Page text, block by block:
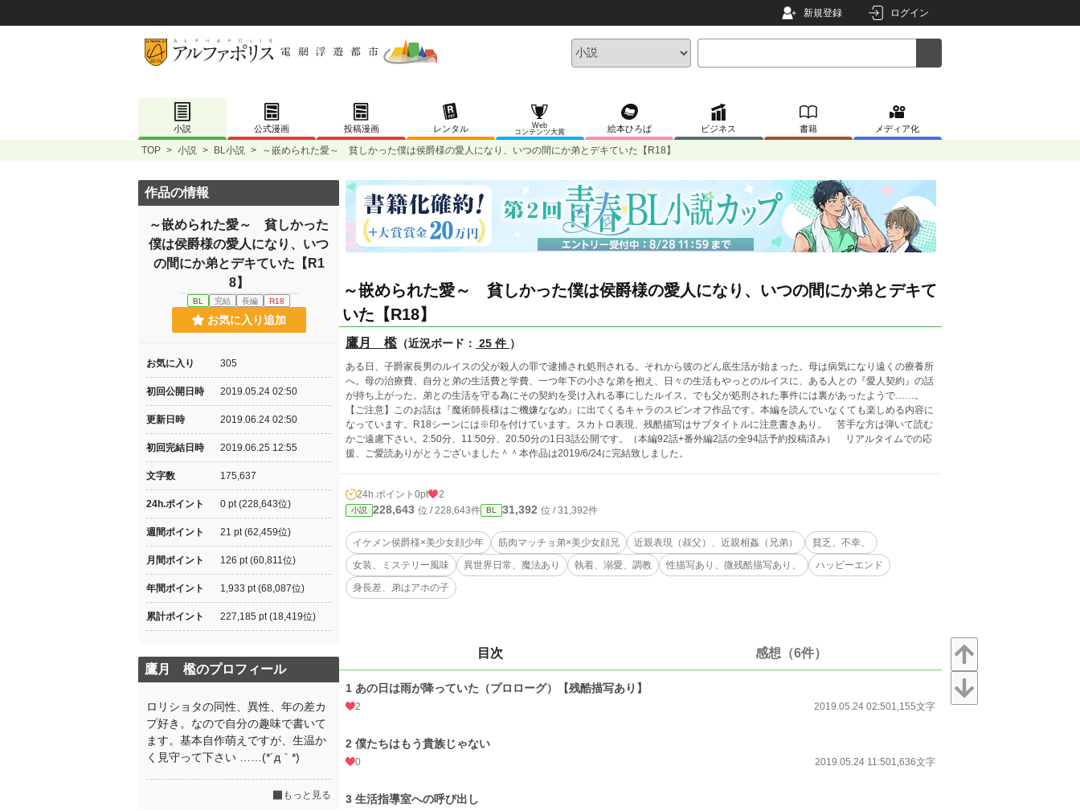
新規登録 ログイン
小説 公式漫画 投稿漫画 レンタル
Web
コンテンツ大賞
絵本ひろば ビジネス 書籍 メディア化
TOP > 小説 > BL小説 > ～嵌められた愛～ 貧しかった僕は侯爵様の愛人になり、いつの間にか弟とデキていた【R18】
～嵌められた愛～ 貧しかった僕は侯爵様の愛人になり、いつの間にか弟とデキて
いた【R18】
鷹月 檻 （近況ボード： 25 件 ）
ある日、子爵家長男のルイスの父が殺人の罪で逮捕され処刑される。それから彼のどん底生活が始まった。母は病気になり遠くの療養所
へ。母の治療費、自分と弟の生活費と学費、一つ年下の小さな弟を抱え、日々の生活もやっとのルイスに、ある人との『愛人契約』の話
が持ち上がった。弟との生活を守る為にその契約を受け入れる事にしたルイス。でも父が処刑された事件には裏があったようで……。
【ご注意】このお話は『魔術師長様はご機嫌ななめ』に出てくるキャラのスピンオフ作品です。本編を読んでいなくても楽しめる内容に
なっています。R18シーンには※印を付けています。スカトロ表現、残酷描写はサブタイトルに注意書きあり。 苦手な方は弾いて読む
かご遠慮下さい。2:50分、11:50分、20:50分の1日3話公開です。（本編92話+番外編2話の全94話予約投稿済み） リアルタイムでの応
援、ご愛読ありがとうございました＾＾本作品は2019/6/24に完結致しました。
24h.ポイント 0pt 2
小説 228,643 位 / 228,643件 BL 31,392 位 / 31,392件
イケメン侯爵様×美少女顔少年 筋肉マッチョ弟×美少女顔兄 近親表現（叔父）、近親相姦（兄弟）
貧乏、不幸、
女装、ミステリー風味
異世界日常、魔法あり 執着、溺愛、調教 性描写あり、微残酷描写あり、
ハッピーエンド
身長差、弟はアホの子
目次 感想（6件）
1 あの日は雨が降っていた（プロローグ）【残酷描写あり】
2 2019.05.24 02:501,155文字
2 僕たちはもう貴族じゃない
0 2019.05.24 11:501,636文字
3 生活指導室への呼び出し
作品の情報
～嵌められた愛～ 貧しかった
僕は侯爵様の愛人になり、いつ
の間にか弟とデキていた【R1
8】
BL 完結 長編 R18
お気に入り追加
お気に入り 305
初回公開日時 2019.05.24 02:50
更新日時 2019.06.24 02:50
初回完結日時 2019.06.25 12:55
文字数 175,637
24h.ポイント 0 pt (228,643位)
週間ポイント 21 pt (62,459位)
月間ポイント 126 pt (60,811位)
年間ポイント 1,933 pt (68,087位)
累計ポイント 227,185 pt (18,419位)
鷹月 檻のプロフィール
ロリショタの同性、異性、年の差カ
プ好き。なので自分の趣味で書いて
ます。基本自作萌えですが、生温か
く見守って下さい ……(*´д｀*)
もっと見る